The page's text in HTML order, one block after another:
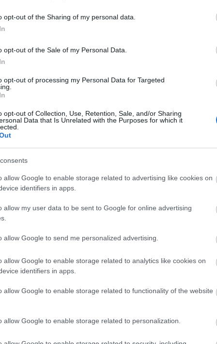
opt-out of the Sharing of my personal data.
opt-out of the Sale of my Personal Data.
opt-out of processing my Personal Data for Targeted
opt-out of Collection, Use, Retention, Sale, and/or Sharing
Data that Is Unrelated with the Purposes for which it
allow Google to enable storage related to advertising like cookies on
identifiers in apps.
allow my user data to be sent to Google for online advertising
allow Google to send me personalized advertising.
allow Google to enable storage related to analytics like cookies on
identifiers in apps.
allow Google to enable storage related to functionality of the website
allow Google to enable storage related to personalization.
Kiskunhalas
abba a rendkívül gazdag adatbázisba
Archívum és Filmintézet hozott létre. A hazai
civil szervezetek, kulturális és
értékeit találjuk meg itt. Az online gyűjtemény
százhetvenkettő partnerintézmény teszi közzé
segítségével. Ezek közül ismerkedünk meg a
ben alapították. Hogy kik és milyen tárgyakból hozták
készült emléktábla árulja el: „Révész György
akadémikus és Gyárfás István egyháztanácsi
a Kiskunhalasi Református Egyház 1874. április
és a Református Líceumi Gyűjtemény egyesítésével
régiségtárnak nevezték. 1935-ben aztán a
a saját és mások gyűjteményéből új kiállítást
Latabár Károly iparművész segítségével
mindkét múzeuma szinte teljesen elpusztult.
(Forrás:
CC BY-NC-ND)
kezdjen, sok múzeumi tárgyat szerzett, nem ritkán
egy gimnáziumi tanteremben kapott helyet. Az
jelentett, de Halason nem, ismét Nagy Czirok
fejlesztésében. Molnár K. Ferenc kiskunhalasi